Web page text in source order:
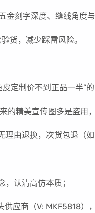
刻字深度、缝线角度与
货，减少踩雷风险。
定制价不到正品一半”
的精美宣传图多是盗用
由退换，次货包退（如
，认清高仿本质；
应商（V: MKF5818）